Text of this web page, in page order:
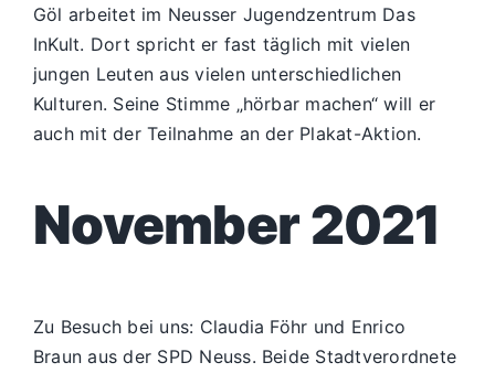
Göl arbeitet im Neusser Jugendzentrum Das
InKult. Dort spricht er fast täglich mit vielen
jungen Leuten aus vielen unterschiedlichen
Kulturen. Seine Stimme „hörbar machen“ will er
auch mit der Teilnahme an der Plakat-Aktion.
November 2021
Zu Besuch bei uns: Claudia Föhr und Enrico
Braun aus der SPD Neuss. Beide Stadtverordnete